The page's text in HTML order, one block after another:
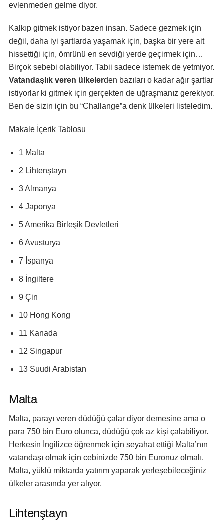
evlenmeden gelme diyor.
Kalkıp gitmek istiyor bazen insan. Sadece gezmek için
değil, daha iyi şartlarda yaşamak için, başka bir yere ait
hissettiği için, ömrünü en sevdiği yerde geçirmek için…
Birçok sebebi olabiliyor. Tabii sadece istemek de yetmiyor.
Vatandaşlık veren ülkelerden bazıları o kadar ağır şartlar
istiyorlar ki gitmek için gerçekten de uğraşmanız gerekiyor.
Ben de sizin için bu “Challange”a denk ülkeleri listeledim.
Makale İçerik Tablosu
1 Malta
2 Lihtenştayn
3 Almanya
4 Japonya
5 Amerika Birleşik Devletleri
6 Avusturya
7 İspanya
8 İngiltere
9 Çin
10 Hong Kong
11 Kanada
12 Singapur
13 Suudi Arabistan
Malta
Malta, parayı veren düdüğü çalar diyor demesine ama o
para 750 bin Euro olunca, düdüğü çok az kişi çalabiliyor.
Herkesin İngilizce öğrenmek için seyahat ettiği Malta’nın
vatandaşı olmak için cebinizde 750 bin Euronuz olmalı.
Malta, yüklü miktarda yatırım yaparak yerleşebileceğiniz
ülkeler arasında yer alıyor.
Lihtenştayn